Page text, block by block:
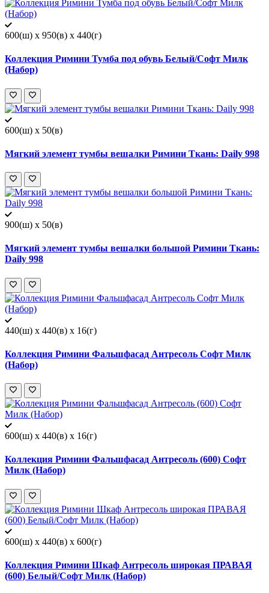
600(ш) x 950(в) x 440(г)
Коллекция Римини Тумба под обувь Белый/Софт Милк
(Набор)
600(ш) x 50(в)
Мягкий элемент тумбы вешалки Римини Ткань: Daily 998
900(ш) x 50(в)
Мягкий элемент тумбы вешалки большой Римини Ткань:
Daily 998
440(ш) x 440(в) x 16(г)
Коллекция Римини Фальшфасад Антресоль Софт Милк
(Набор)
600(ш) x 440(в) x 16(г)
Коллекция Римини Фальшфасад Антресоль (600) Софт
Милк (Набор)
600(ш) x 440(в) x 600(г)
Коллекция Римини Шкаф Антресоль широкая ПРАВАЯ
(600) Белый/Софт Милк (Набор)